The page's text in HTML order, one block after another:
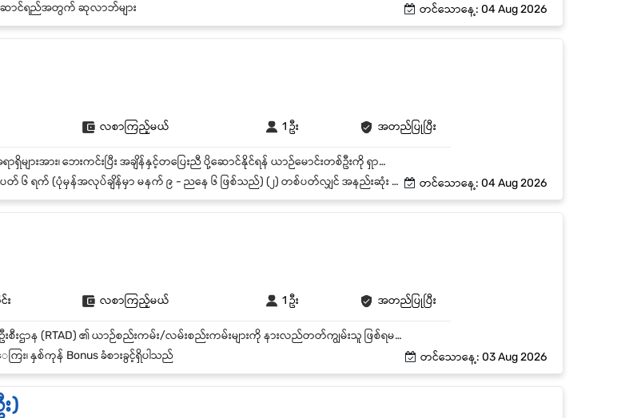
ဆောင်ရည်အတွက် ဆုလာဘ်များ တင်သောနေ့: 04 Aug 2026
လစာကြည့်မယ် 1 ဦး အတည်ပြုပြီး
ကျွန်တော်တို့ ရုံးအတွက် ဝန်ထမ်းအရာရှိများအား၊ ဘေးကင်းပြီး အချိန်နှင့်တပြေးညီ ပို့ဆောင်နိုင်ရန် ယာဉ်မောင်းတစ်ဦးကို ရှာဖွေနေပါသည်။ ယာဉ်မောင်း၏ တာဝန်များမှာ - (၁) ယာဉ်အတွက် ပုံမှန်သန့်ရှင်းရေးနှင့် ပြုပြင်ထိန်းသိမ်းမှုများ လုပ်ဆောင်ပေးခြင်း။ (၂) ခရီးစဥ်အတွက် အသင့်လျော်ဆုံး လမ်းကြောင်းကို ဆုံးဖြတ်ပြီး အချိန်မတိုင်မီ မောင်းနှင်နိုင်ရမည်။ (၃) ပုံမှန်ကားဝန်ဆောင်မှုချိန်းဆိုမှုများကို အချိန်ဇယားဆွဲပြီး ပြဿနာတစ်စုံတစ်ရာကို အထက်လူကြီးအား အချိန်မှီ သတင်း ပို့ရန်။ (၄) ကားအတွင်းပိုင်းနှင့် အပြင်ပိုင်း သန့်ရှင်းမှုကို ထိန်းသိမ်းရန် ကားရေဆေးခြင်းနှင့် ပြုပြင်ထိန်းသိမ်းမှုများကို စာရင်းပြုစု ရမည်။ (၅) Car GPS စက်များနှင့် ရင်းနှီးခြင်း ရှိရအပြင် ကားအတွင်းပိုင်းမှ အသုံးပြုရမည့် ပစ္စည်းများကိုလဲ အသေးစိတ်သိရှိရမည်။ အစမ်းခန့်ကာလမှာ ရက် (၆၀) ဖြစ်ပြီး၊ ရက် (၆၀) မပြည့်မှီ (၁၄) ရက်အလိုတွင်အတည်ခန့်၊မခန့် ဆုံးဖြတ်မည်။ CHANNEL - 5 Company Limited သည်အသစ်ဖြစ်ပြီး ပိုင်ရှင်များမှာ Prominent Business leader များဖြစ်သည်။ အလုပ်အတည်ခန့်ပြီး၍ အလုပ်ထွက်လိုပါက ရက်ပေါင်း 30 ကြိုပြောရမည် (သို့) အစားထိုးလူရှာပေးပြီး Handover လုပ်ပေးပြီးနောက်အလုပ်မှနှုတ်ထွက်နိုင်သည်။) နိုင်ငံခြားရောက်ဖူးသူ၊ Passport ရှိသူကိုဦးစားပေးမည်။
(ပုံမှန်အလုပ်ချိန်မှာ မနက် ၉ - ညနေ ၆ ဖြစ်သည်) (၂) တစ်ပတ်လျှင် အနည်းဆုံး ၂ ရက် ညအိပ်ပေးရမည်။ (၁ ညအိပ် - အလုပ်ချိန် ၁ ရက် တင်သောနေ့: 04 Aug 2026
း လစာကြည့်မယ် 1 ဦး အတည်ပြုပြီး
​ကုန်းလမ်းပို့ဆောင်ရေး ညွှန်ကြားမှုဦးစီးဌာန (RTAD) ၏ ယာဉ်စည်းကမ်း/လမ်းစည်းကမ်းများကို နားလည်တတ်ကျွမ်းသူ ဖြစ်ရမည်။ ​မြို့တွင်း (Downtown Area) ကျွမ်းကျင်စွာမောင်းနှင်နိုင်ရမည် ​မော်တော်ယာဉ် ထိန်းသိမ်းပြုပြင်ခြင်းဆိုင်ရာ ဗဟုသုတ / အတွေ့အကြုံ ရှိရမည်။
ြး၊ နှစ်ကုန် Bonus ခံစားခွင့်ရှိပါသည် တင်သောနေ့: 03 Aug 2026
)